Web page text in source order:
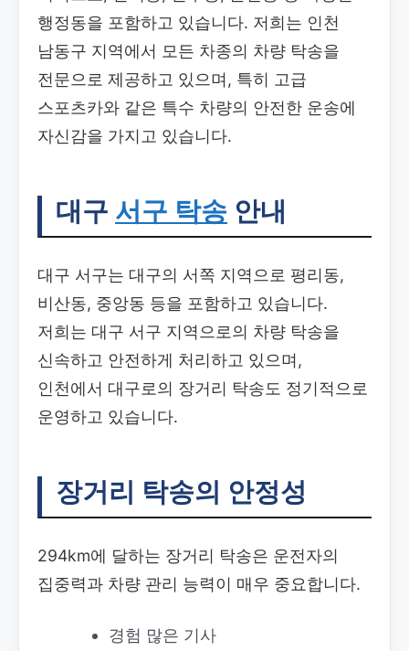
행정동을 포함하고 있습니다. 저희는 인천
남동구 지역에서 모든 차종의 차량 탁송을
전문으로 제공하고 있으며, 특히 고급
스포츠카와 같은 특수 차량의 안전한 운송에
자신감을 가지고 있습니다.
대구 서구 탁송 안내
대구 서구는 대구의 서쪽 지역으로 평리동,
비산동, 중앙동 등을 포함하고 있습니다.
저희는 대구 서구 지역으로의 차량 탁송을
신속하고 안전하게 처리하고 있으며,
인천에서 대구로의 장거리 탁송도 정기적으로
운영하고 있습니다.
장거리 탁송의 안정성
294km에 달하는 장거리 탁송은 운전자의
집중력과 차량 관리 능력이 매우 중요합니다.
경험 많은 기사